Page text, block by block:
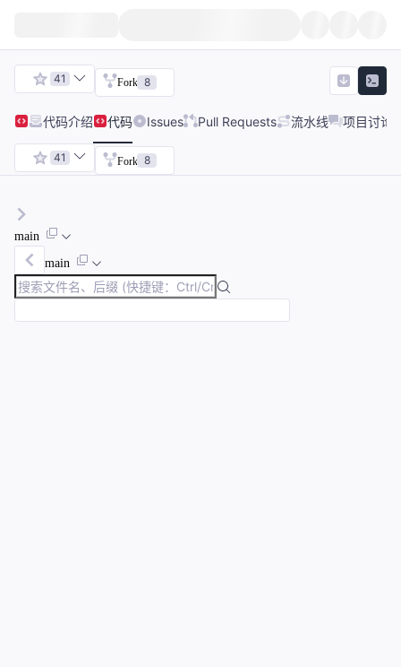
41 Fork 8
代码介绍 代码 Issues Pull Requests 流水线 项目讨论
41 Fork 8
main
main